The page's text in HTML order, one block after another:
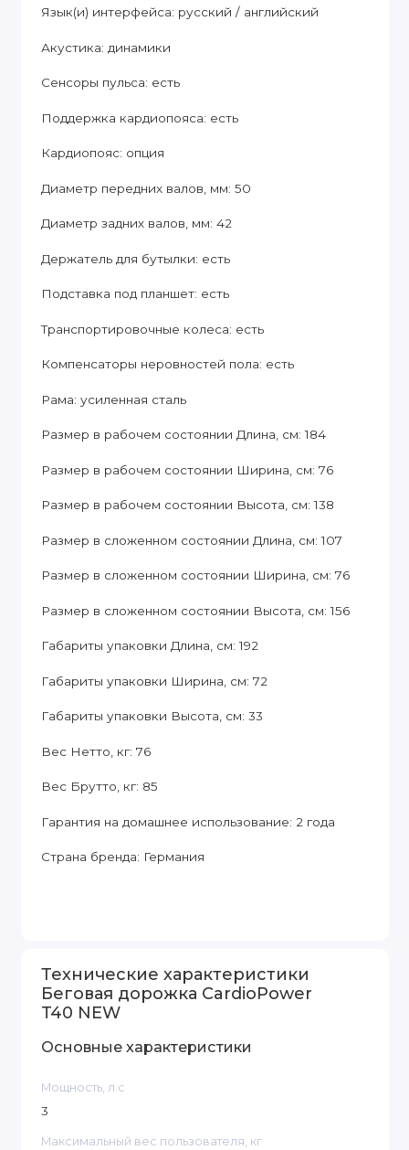
Язык(и) интерфейса: русский / английский
Акустика: динамики
Сенсоры пульса: есть
Поддержка кардиопояса: есть
Кардиопояс: опция
Диаметр передних валов, мм: 50
Диаметр задних валов, мм: 42
Держатель для бутылки: есть
Подставка под планшет: есть
Транспортировочные колеса: есть
Компенсаторы неровностей пола: есть
Рама: усиленная сталь
Размер в рабочем состоянии Длина, см: 184
Размер в рабочем состоянии Ширина, см: 76
Размер в рабочем состоянии Высота, см: 138
Размер в сложенном состоянии Длина, см: 107
Размер в сложенном состоянии Ширина, см: 76
Размер в сложенном состоянии Высота, см: 156
Габариты упаковки Длина, см: 192
Габариты упаковки Ширина, см: 72
Габариты упаковки Высота, см: 33
Вес Нетто, кг: 76
Вес Брутто, кг: 85
Гарантия на домашнее использование: 2 года
Страна бренда: Германия
Технические характеристики
Беговая дорожка CardioPower
T40 NEW
Основные характеристики
Мощность, л.с
3
Максимальный вес пользователя, кг